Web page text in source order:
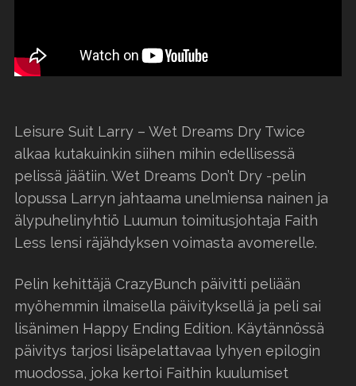
Leisure Suit Larry – Wet Dreams Dry Twice
alkaa kutakuinkin siihen mihin edellisessä
pelissä jäätiin. Wet Dreams Don’t Dry -pelin
lopussa Larryn jahtaama unelmiensa nainen ja
älypuhelinyhtiö Luumun toimitusjohtaja Faith
Less lensi räjähdyksen voimasta avomerelle.
Pelin kehittäjä CrazyBunch päivitti peliään
myöhemmin ilmaisella päivityksellä ja peli sai
lisänimen Happy Ending Edition. Käytännössä
päivitys tarjosi lisäpelattavaa lyhyen epilogin
muodossa, joka kertoi Faithin kuulumiset